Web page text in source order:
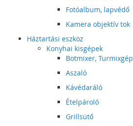
Fotóalbum, lapvédő
Kamera objektív tok
Háztartási eszköz
Konyhai kisgépek
Botmixer, Turmixgép
Aszaló
Kávédaráló
Ételpároló
Grillsütő